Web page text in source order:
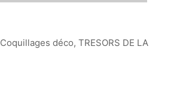
Coquillages déco, TRESORS DE LA